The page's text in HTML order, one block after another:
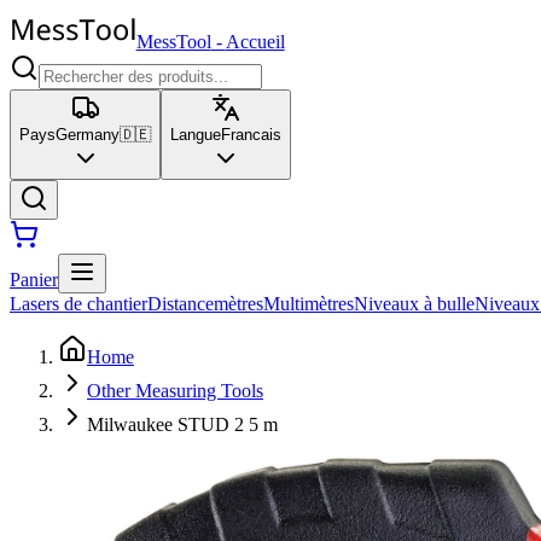
MessTool - Accueil
PaysGermany🇩🇪 LangueFrancais
Panier
Lasers de chantierDistancemètresMultimètresNiveaux à bulle
Home
Other Measuring Tools
Milwaukee STUD 2 5 m